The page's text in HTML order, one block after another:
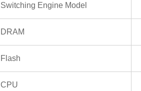
Switching Engine Model
DRAM
Flash
CPU